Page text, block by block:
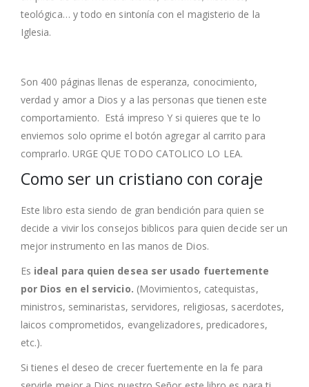
teológica… y todo en sintonía con el magisterio de la
Iglesia.
Son 400 páginas llenas de esperanza, conocimiento,
verdad y amor a Dios y a las personas que tienen este
comportamiento. Está impreso Y si quieres que te lo
enviemos solo oprime el botón agregar al carrito para
comprarlo. URGE QUE TODO CATOLICO LO LEA.
Como ser un cristiano con coraje
Este libro esta siendo de gran bendición para quien se
decide a vivir los consejos biblicos para quien decide ser un
mejor instrumento en las manos de Dios.
Es ideal para quien desea ser usado fuertemente
por Dios en el servicio. (Movimientos, catequistas,
ministros, seminaristas, servidores, religiosas, sacerdotes,
laicos comprometidos, evangelizadores, predicadores,
etc.).
Si tienes el deseo de crecer fuertemente en la fe para